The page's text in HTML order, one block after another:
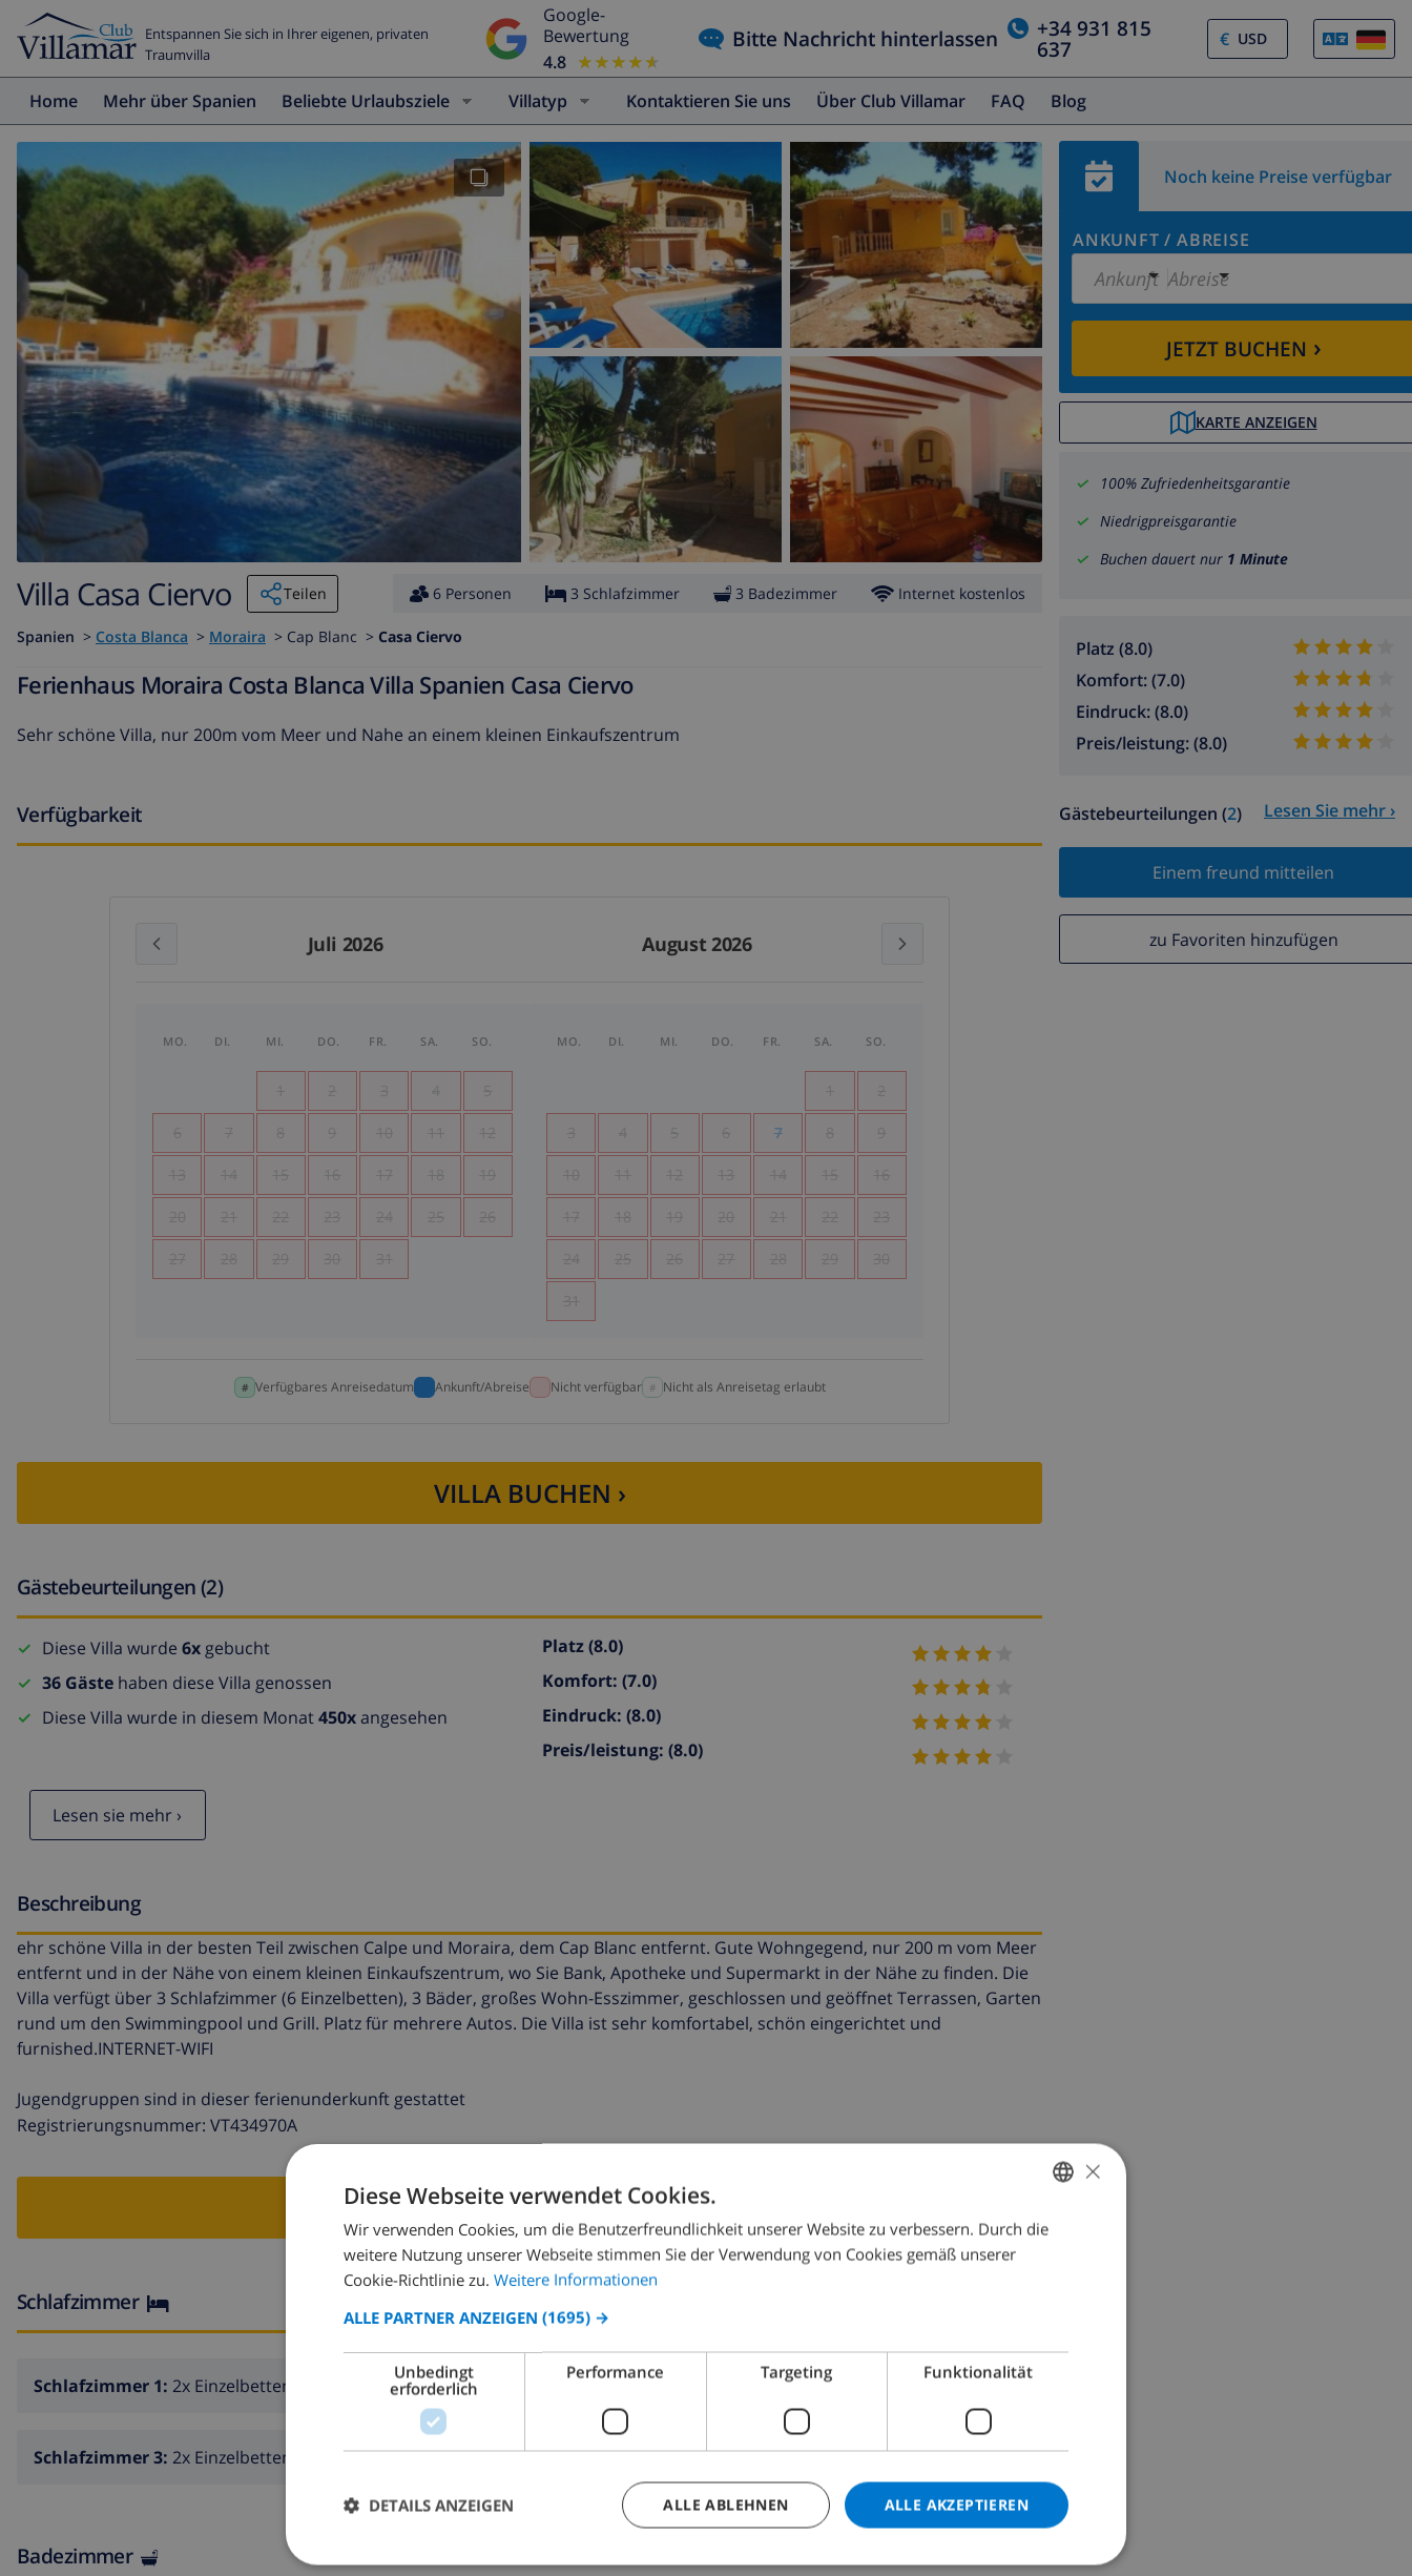
Entspannen Sie sich in Ihrer eigenen, privaten
Traumvilla
Google-
Bewertung
4.8 ★★★★★
★★★★★
Bitte Nachricht hinterlassen +34 931 815
637 €
Home Mehr über Spanien Beliebte Urlaubsziele Villatyp Kontaktieren Sie uns Über Club Villamar FAQ Blog
Noch keine Preise verfügbar
ANKUNFT / ABREISE
Ankunft Abreise
JETZT BUCHEN ›
KARTE ANZEIGEN
100% Zufriedenheitsgarantie
Niedrigpreisgarantie
Buchen dauert nur 1 Minute
Platz (8.0)
Komfort: (7.0)
Eindruck: (8.0)
Preis/leistung: (8.0)
Gästebeurteilungen (2) Lesen Sie mehr ›
Einem freund mitteilen
zu Favoriten hinzufügen
Villa Casa Ciervo Teilen 6 Personen 3 Schlafzimmer 3 Badezimmer Internet kostenlos
Spanien > Costa Blanca > Moraira > Cap Blanc > Casa Ciervo
Ferienhaus Moraira Costa Blanca Villa Spanien Casa Ciervo
Sehr schöne Villa, nur 200m vom Meer und Nahe an einem kleinen Einkaufszentrum
Verfügbarkeit
Juli 2026 August 2026
MO. DI. MI. DO. FR. SA. SO.
1 2 3 4 5
6 7 8 9 10 11 12
13 14 15 16 17 18 19
20 21 22 23 24 25 26
27 28 29 30 31
MO. DI. MI. DO. FR. SA. SO.
1 2
3 4 5 6 7 8 9
10 11 12 13 14 15 16
17 18 19 20 21 22 23
24 25 26 27 28 29 30
31
Verfügbares Anreisedatum Ankunft/Abreise Nicht verfügbar Nicht als Anreisetag erlaubt
VILLA BUCHEN ›
Gästebeurteilungen (2)
Diese Villa wurde 6x gebucht
36 Gäste haben diese Villa genossen
Diese Villa wurde in diesem Monat450xangesehen
Platz(8.0)
Komfort: (7.0)
Eindruck: (8.0)
Preis/leistung: (8.0)
Lesen sie mehr ›
Beschreibung
ehr schöne Villa in der besten Teil zwischen Calpe und Moraira, dem Cap Blanc entfernt. Gute Wohngegend, nur 200 m vom Meer
entfernt und in der Nähe von einem kleinen Einkaufszentrum, wo Sie Bank, Apotheke und Supermarkt in der Nähe zu finden. Die
Villa verfügt über 3 Schlafzimmer (6 Einzelbetten), 3 Bäder, großes Wohn-Esszimmer, geschlossen und geöffnet Terrassen, Garten
rund um den Swimmingpool und Grill. Platz für mehrere Autos. Die Villa ist sehr komfortabel, schön eingerichtet und
furnished.INTERNET-WIFI
Jugendgruppen sind in dieser ferienunderkunft gestattet
Registrierungsnummer: VT434970A
VILLA BUCHEN ›
Schlafzimmer
Schlafzimmer 1: 2x Einzelbetten Schlafzimmer 2: 2x Einzelbetten
Schlafzimmer 3: 2x Einzelbetten
Badezimmer
GERMAN
DUTCH
GERMAN
NORWEGIAN
×
Diese Webseite verwendet Cookies.
Wir verwenden Cookies, um die Benutzerfreundlichkeit unserer Website zu verbessern. Durch die
weitere Nutzung unserer Webseite stimmen Sie der Verwendung von Cookies gemäß unserer
Cookie-Richtlinie zu. Weitere Informationen
ALLE PARTNER ANZEIGEN (1695) →
Unbedingt
erforderlich
Performance Targeting Funktionalität
ALLE AKZEPTIEREN
ALLE ABLEHNEN
DETAILS ANZEIGEN